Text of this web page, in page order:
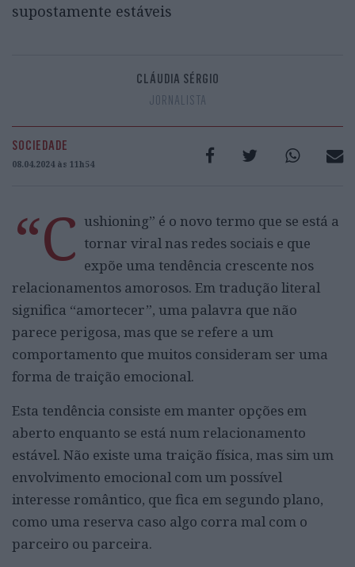
supostamente estáveis
CLÁUDIA SÉRGIO
JORNALISTA
SOCIEDADE
08.04.2024 às 11h54
“C ushioning” é o novo termo que se está a
tornar viral nas redes sociais e que
expõe uma tendência crescente nos
relacionamentos amorosos. Em tradução literal
significa “amortecer”, uma palavra que não
parece perigosa, mas que se refere a um
comportamento que muitos consideram ser uma
forma de traição emocional.
Esta tendência consiste em manter opções em
aberto enquanto se está num relacionamento
estável. Não existe uma traição física, mas sim um
envolvimento emocional com um possível
interesse romântico, que fica em segundo plano,
como uma reserva caso algo corra mal com o
parceiro ou parceira.